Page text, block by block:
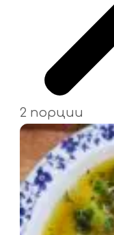
2 порции